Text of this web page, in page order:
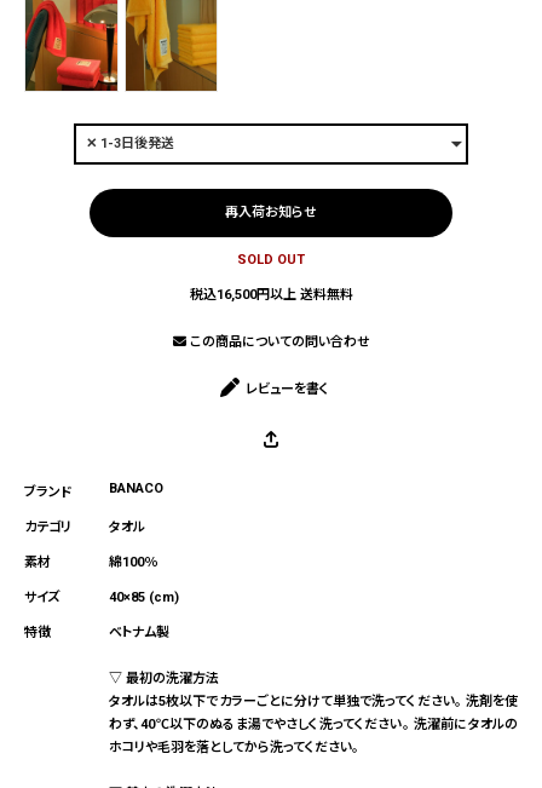
再入荷お知らせ
SOLD OUT
税込16,500円以上 送料無料
この商品についての問い合わせ
レビューを書く
BANACO
タオル
綿100％
40×85 (cm)
ベトナム製
▽ 最初の洗濯方法
タオルは5枚以下でカラーごとに分けて単独で洗ってください。 洗剤を使
わず、40℃以下のぬるま湯でやさしく洗ってください。 洗濯前にタオルの
ホコリや毛羽を落としてから洗ってください。